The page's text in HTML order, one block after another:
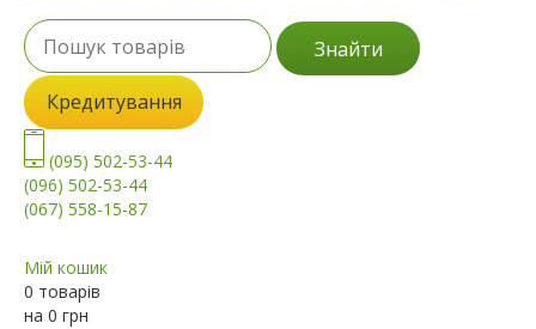
Знайти
Кредитування
(095) 502-53-44
(096) 502-53-44
(067) 558-15-87
Мій кошик
0 товарів
на 0 грн